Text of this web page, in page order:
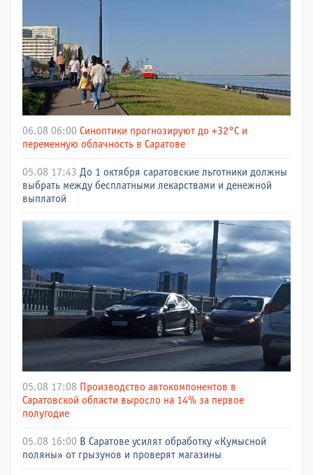
06.08 06:00 Синоптики прогнозируют до +32°C и
переменную облачность в Саратове
05.08 17:43 До 1 октября саратовские льготники должны
выбрать между бесплатными лекарствами и денежной
выплатой
05.08 17:08 Производство автокомпонентов в
Саратовской области выросло на 14% за первое
полугодие
05.08 16:00 В Саратове усилят обработку «Кумысной
поляны» от грызунов и проверят магазины